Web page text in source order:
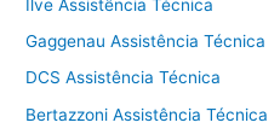
Ilve Assistência Técnica
Gaggenau Assistência Técnica
DCS Assistência Técnica
Bertazzoni Assistência Técnica